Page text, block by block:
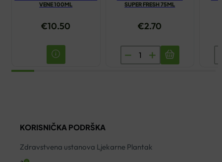
VENE 100ML
€10.50
SUPER FRESH 75ML
€2.70
PASTA
ZA
količina
KORISNIČKA PODRŠKA
Zdravstvena ustanova Ljekarne Plantak